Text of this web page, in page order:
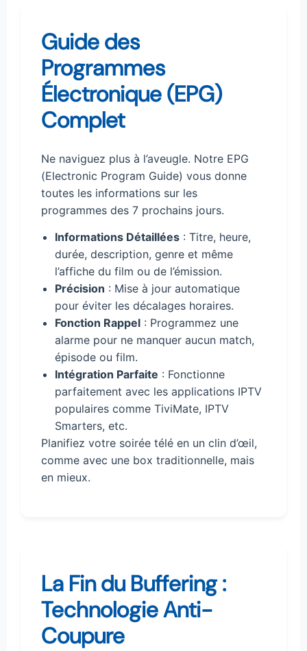
Guide des
Programmes
Électronique (EPG)
Complet
Ne naviguez plus à l’aveugle. Notre EPG
(Electronic Program Guide) vous donne
toutes les informations sur les
programmes des 7 prochains jours.
Informations Détaillées : Titre, heure,
durée, description, genre et même
l’affiche du film ou de l’émission.
Précision : Mise à jour automatique
pour éviter les décalages horaires.
Fonction Rappel : Programmez une
alarme pour ne manquer aucun match,
épisode ou film.
Intégration Parfaite : Fonctionne
parfaitement avec les applications IPTV
populaires comme TiviMate, IPTV
Smarters, etc.
Planifiez votre soirée télé en un clin d’œil,
comme avec une box traditionnelle, mais
en mieux.
La Fin du Buffering :
Technologie Anti-
Coupure